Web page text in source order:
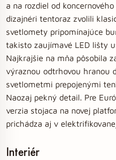
a na rozdiel od
dizajnéri tentoraz zvolili
svetlomety pripomínajúce
takisto zaujímavé LED lišty
Najkrajšie na mňa pôsobila
výraznou odtrhovou hranou
svetlometmi prepojenými
Naozaj pekný detail. Pre
verzia stojaca na novej
prichádza aj v
Interiér